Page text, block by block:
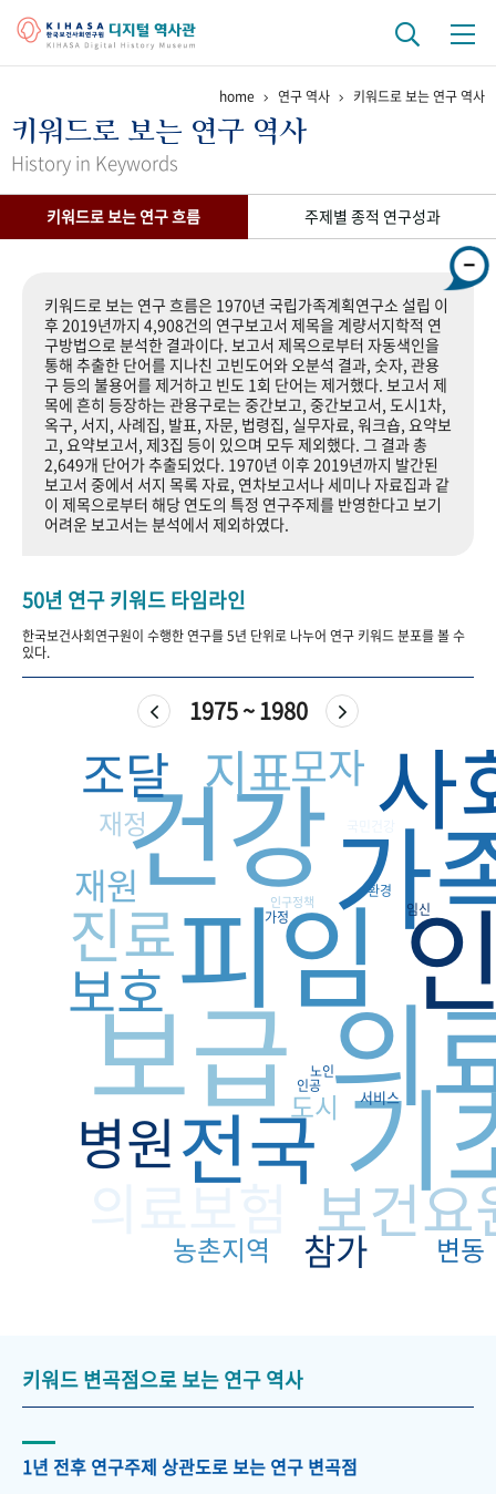
걸어온 길 기관 변천사 역대 기관장
연구 역사
기록물 아카이브
사진 아카이브 문서 기록물 행정박물 영상 기록물
+1주년 기념
성과 50선 숫자로 보는 50년 50+1주년 광장
세계와 함께 한 KIHASA
VR 역사관
home 연구 역사 키워드로 보는 연구 역사
키워드로 보는 연구 역사
History in Keywords
키워드로 보는 연구 흐름 주제별 종적 연구성과
키워드로 보는 연구 흐름은 1970년 국립가족계획연구소 설립 이
후 2019년까지 4,908건의 연구보고서 제목을 계량서지학적 연
구방법으로 분석한 결과이다. 보고서 제목으로부터 자동색인을
통해 추출한 단어를 지나친 고빈도어와 오분석 결과, 숫자, 관용
구 등의 불용어를 제거하고 빈도 1회 단어는 제거했다. 보고서 제
목에 흔히 등장하는 관용구로는 중간보고, 중간보고서, 도시1차,
옥구, 서지, 사례집, 발표, 자문, 법령집, 실무자료, 워크숍, 요약보
고, 요약보고서, 제3집 등이 있으며 모두 제외했다. 그 결과 총
2,649개 단어가 추출되었다. 1970년 이후 2019년까지 발간된
보고서 중에서 서지 목록 자료, 연차보고서나 세미나 자료집과 같
이 제목으로부터 해당 연도의 특정 연구주제를 반영한다고 보기
어려운 보고서는 분석에서 제외하였다.
50년 연구 키워드 타임라인
한국보건사회연구원이 수행한 연구를 5년 단위로 나누어 연구 키워드 분포를 볼 수
있다.
1975 ~ 1980
의
기
가
피임
보급
건강 사
전국
진료
보건요
병원
의료보험
보호
지표
조달 모자
참가
재원
변동
재정
도시
농촌지역
서비스
가정
노인
환경
임신
인공
인구정책
키워드 변곡점으로 보는 연구 역사
1년 전후 연구주제 상관도로 보는 연구 변곡점